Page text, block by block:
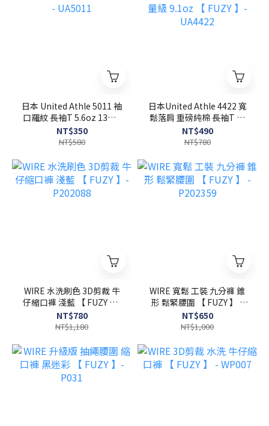
日本 United Athle 5011 袖
口羅紋 長袖T 5.6oz 13色 -
UA5011
NT$350
NT$580
日本United Athle 4422 寬
鬆落肩 重磅純棉 長袖T 重
量級 9.1oz 【 FUZY 】-
UA4422
NT$490
NT$780
WIRE 水洗刷色 3D剪裁 牛
仔縮口褲 淺藍 【 FUZY 】-
P202088
NT$780
NT$1,180
WIRE 寬鬆 工裝 九分褲 錐
形 鬆緊腰圍 【 FUZY 】 -
P202359
NT$650
NT$1,000